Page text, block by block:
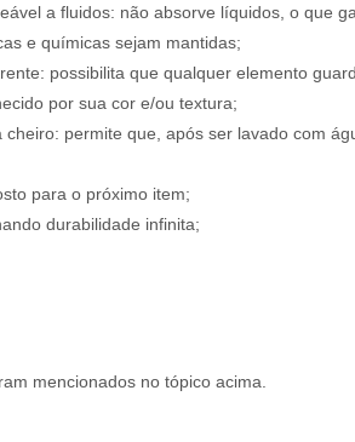
a fluidos: não absorve líquidos, o que
e químicas sejam mantidas;
possibilita que qualquer elemento
por sua cor e/ou textura;
cheiro: permite que, após ser lavado com
para o próximo item;
durabilidade infinita;
mencionados no tópico acima.